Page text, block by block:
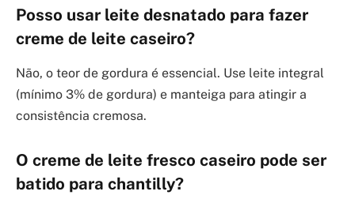
Posso usar leite desnatado para fazer
creme de leite caseiro?
Não, o teor de gordura é essencial. Use leite integral
(mínimo 3% de gordura) e manteiga para atingir a
consistência cremosa.
O creme de leite fresco caseiro pode ser
batido para chantilly?